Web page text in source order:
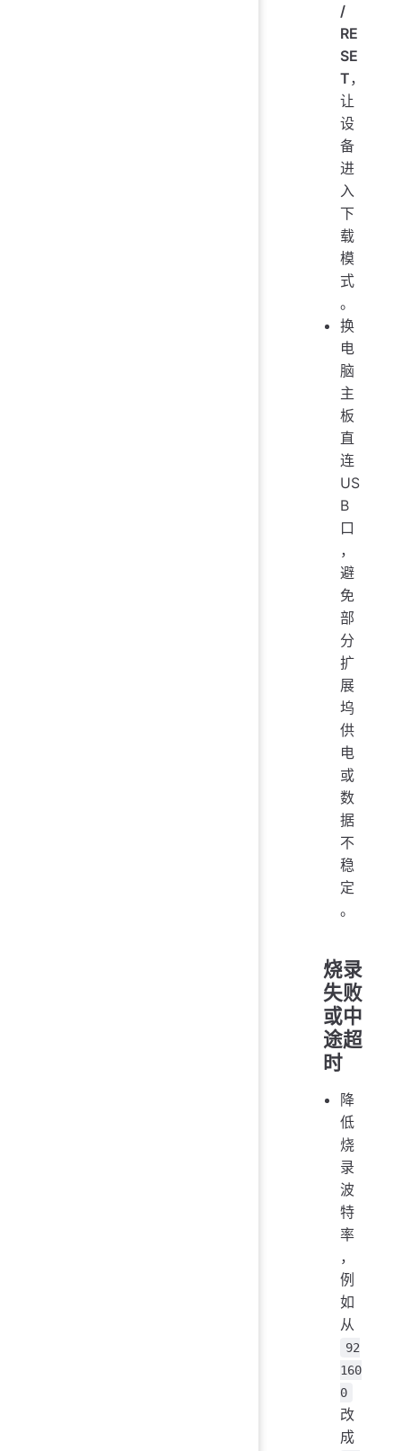
/
RE
SE
T，
让
设
备
进
入
下
载
模
式
。
换
电
脑
主
板
直
连
US
B
口
，
避
免
部
分
扩
展
坞
供
电
或
数
据
不
稳
定
。
烧录
失败
或中
途超
时
降
低
烧
录
波
特
率
，
例
如
从
92
160
0
改
成